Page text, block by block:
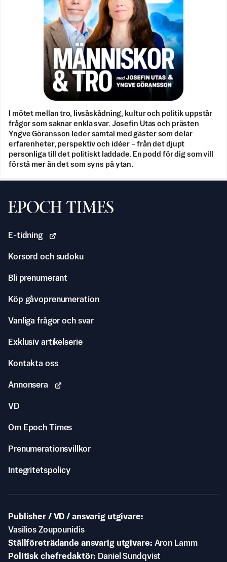
I mötet mellan tro, livsåskådning, kultur och politik uppstår
frågor som saknar enkla svar. Josefin Utas och prästen
Yngve Göransson leder samtal med gäster som delar
erfarenheter, perspektiv och idéer – från det djupt
personliga till det politiskt laddade. En podd för dig som vill
förstå mer än det som syns på ytan.
Svenska Epoch Times
E-tidning
Korsord och sudoku
Bli prenumerant
Köp gåvoprenumeration
Vanliga frågor och svar
Exklusiv artikelserie
Kontakta oss
Annonsera
VD
Om Epoch Times
Prenumerationsvillkor
Integritetspolicy
Publisher / VD / ansvarig utgivare
Vasilios Zoupounidis
Ställföreträdande ansvarig utgivare Aron Lamm
Politisk chefredaktör
Daniel Sundqvist